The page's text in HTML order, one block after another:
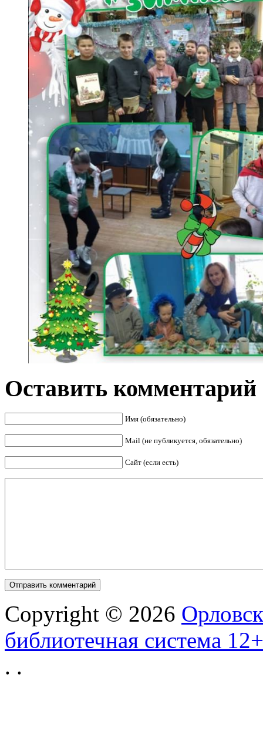
Оставить комментарий
Имя (обязательно)
Mail (не публикуется, обязательно)
Сайт (если есть)
Copyright © 2026
библиотечная система 12+
. .